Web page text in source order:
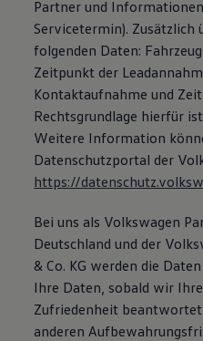
Partner und
Servicetermin).
folgenden Daten:
Zeitpunkt der
Kontaktaufnahme und
Rechtsgrundlage hierfür
Weitere Information
Datenschutzportal der
https://
Bei uns als Volkswagen
Deutschland und der
& Co. KG werden die
Ihre Daten, sobald wir
Zufriedenheit
anderen